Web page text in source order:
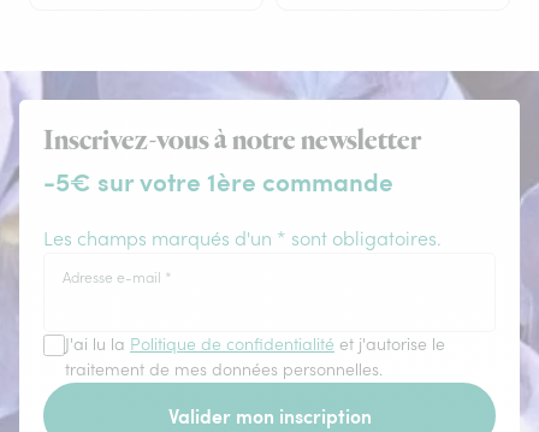
Inscrivez-vous à notre newsletter
-5€ sur votre 1ère commande
Les champs marqués d'un * sont obligatoires.
Adresse e-mail *
J'ai lu la Politique de confidentialité et j'autorise le
traitement de mes données personnelles.
Valider mon inscription